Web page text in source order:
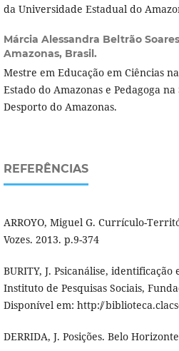
da Universidade Estadual do
Márcia Alessandra Beltrão
Amazonas, Brasil.
Mestre em Educação em Ciências
Estado do Amazonas e Pedagoga
Desporto do Amazonas.
REFERÊNCIAS
ARROYO, Miguel G. Currículo-
Vozes. 2013. p.9-374
BURITY, J. Psicanálise,
Instituto de Pesquisas Sociais,
Disponível em: http:/̸
DERRIDA, J. Posições. Belo